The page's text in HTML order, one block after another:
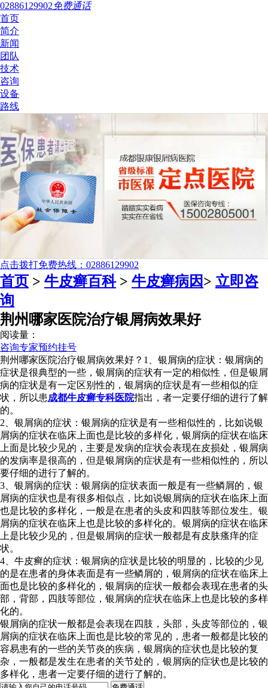
02886129902免费通话
首页
简介
新闻
团队
技术
咨询
设备
路线
点击拨打免费热线：02886129902
首页 > 牛皮癣百科> 牛皮癣病因> 立即咨
询
荆州哪家医院治疗银屑病效果好
阅读量：
咨询专家预约挂号
荆州哪家医院治疗银屑病效果好？1、银屑病的症状：银屑病的
症状是很典型的一些，银屑病的症状有一定的相似性，但是银屑
病的症状是有一定区别性的，银屑病的症状是有一些相似的症
状，所以患成都牛皮癣专科医院指出，者一定要仔细的进行了解
的。
2、银屑病的症状：银屑病的症状是有一些相似性的，比如说银
屑病的症状在临床上面也是比较的多样化，银屑病的症状在临床
上面是比较少见的，主要是发病的症状会表现在皮损处，银屑病
的发病率是很高的，但是银屑病的症状是有一些相似性的，所以
要仔细的进行了解的。
3、银屑病的症状：银屑病的症状表面一般是有一些鳞屑的，银
屑病的症状也是有很多相似点，比如说银屑病的症状在临床上面
也是比较的多样化，一般是在患者的头皮和四肢等部位发生。银
屑病的症状在临床上也是比较的多样化的。银屑病的症状在临床
上是比较少见的，但是银屑病的症状一般都是有皮肤瘙痒的症
状。
4、牛皮癣的症状：银屑病的症状是比较的明显的，比较的少见
的是在患者的身体表面是有一些鳞屑的，银屑病的症状在临床上
面也是比较的多样化的，银屑病的症状一般都会表现在患者的头
部，背部，四肢等部位，银屑病的症状在临床上也是比较的多样
化的。
银屑病的症状一般都是会表现在四肢，头部，头皮等部位的，银
屑病的症状在临床上面也是比较的常见的，患者一般都是比较的
容易患有的一些的关节炎的疾病，银屑病的症状也是比较的复
杂，一般都是发生在患者的关节处的，银屑病的症状也是比较的
多样化，患者一定要仔细的进行了解的。